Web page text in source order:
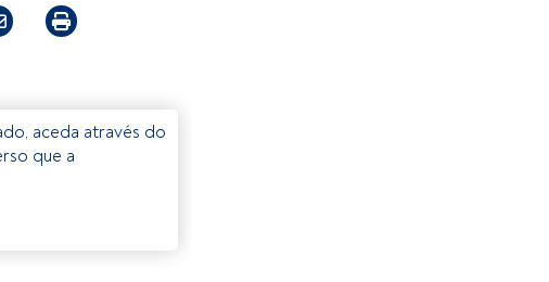
aceda através do
que a